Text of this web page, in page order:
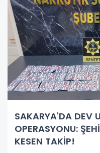
SAKARYA'DA DEV
OPERASYONU:
KESEN TAKİP!